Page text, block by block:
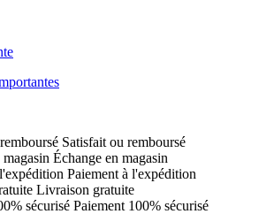
Satisfait ou remboursé
Échange en magasin
Paiement à l'expédition
Livraison gratuite
Paiement 100% sécurisé